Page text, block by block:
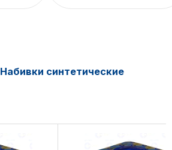
Набивки синтетические